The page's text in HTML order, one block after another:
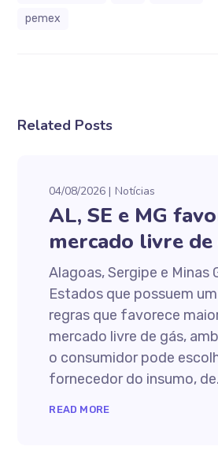
pemex
Related Posts
04/08/2026 Notícias
AL, SE e MG
mercado livre de
Alagoas, Sergipe e Minas
Estados que possuem
regras que favorece
mercado livre de gás,
o consumidor pode
fornecedor do insumo,
READ MORE